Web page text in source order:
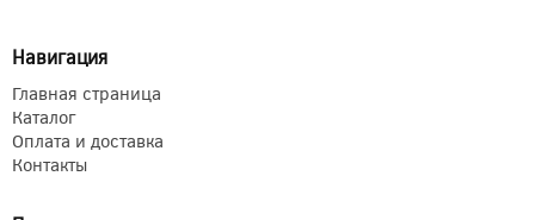
Навигация
Главная страница
Каталог
Оплата и доставка
Контакты